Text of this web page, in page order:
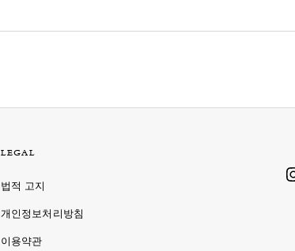
LEGAL
법적 고지
개인정보처리방침
이용약관